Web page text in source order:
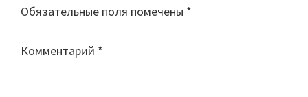
Обязательные поля помечены *
Комментарий *